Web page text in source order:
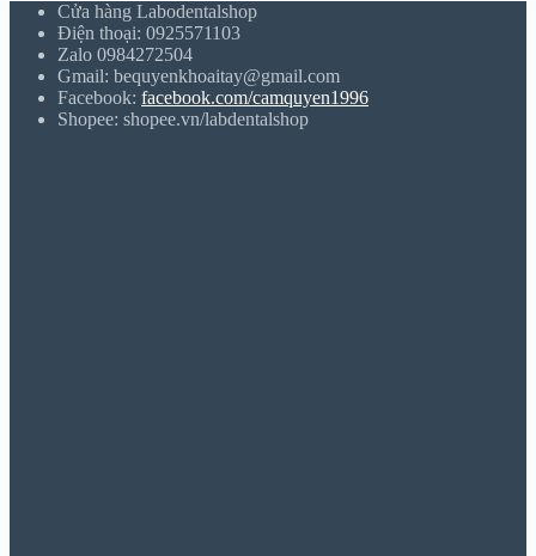
Cửa hàng Labodentalshop
Điện thoại: 0925571103
Zalo 0984272504
Gmail: bequyenkhoaitay@gmail.com
Facebook: facebook.com/camquyen1996
Shopee: shopee.vn/labdentalshop